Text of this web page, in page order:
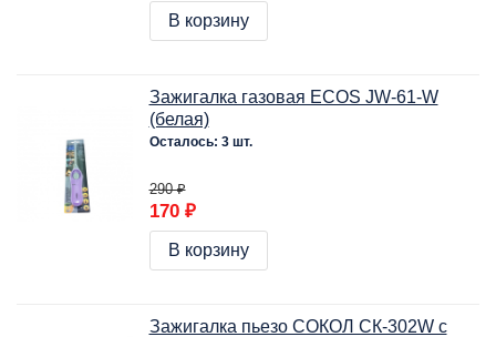
В корзину
Зажигалка газовая ECOS JW-61-W
(белая)
Осталось: 3 шт.
290 ₽
170 ₽
В корзину
Зажигалка пьезо СОКОЛ СК-302W с